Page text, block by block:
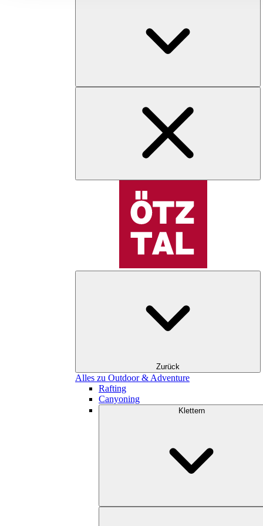
Zurück
Alles zu Outdoor & Adventure
Rafting
Canyoning
Klettern